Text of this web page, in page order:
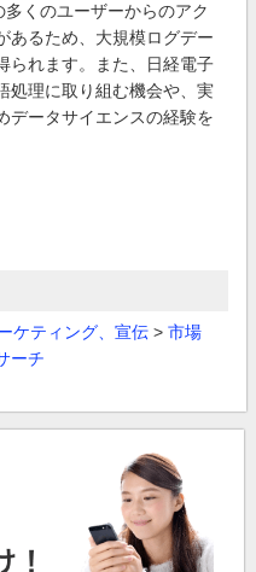
くのユーザーからのアク
あるため、大規模ログデー
られます。また、日経電子
処理に取り組む機会や、実
データサイエンスの経験を
ケティング、宣伝 > 市場
ーチ